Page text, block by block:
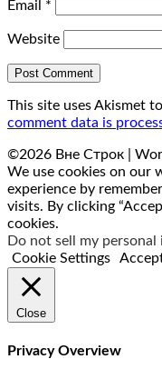
Email *
Website
This site uses Akismet
comment data is
©2026 Вне Строк |
We use cookies on our
experience by
visits. By clicking
cookies.
Do not sell my
Cookie Settings
Close
Privacy Overview